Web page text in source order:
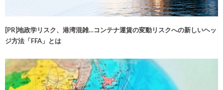
[PR]地政学リスク、港湾混雑…コンテナ運賃の変動リスクへの新しいヘッ
ジ方法「FFA」とは